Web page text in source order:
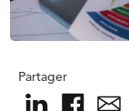
Partager